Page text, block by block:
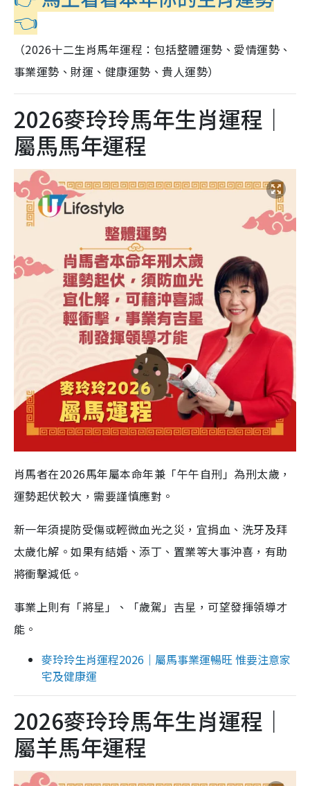
👈
（2026十二生肖馬年運程：包括整體運勢、愛情運勢、
事業運勢、財運、健康運勢、貴人運勢）
2026麥玲玲馬年生肖運程｜
屬馬馬年運程
肖馬者在2026馬年屬本命年兼「午午自刑」為刑太歲，
運勢起伏較大，需要謹慎應對。
新一年須提防受傷或輕微血光之災，宜捐血、洗牙及拜
太歲化解。如果有結婚、添丁、置業等大事沖喜，有助
將衝擊減低。
事業上則有「將星」、「歲駕」吉星，可望發揮領導才
能。
麥玲玲生肖運程2026｜屬馬事業運暢旺 惟要注意家
宅及健康運
2026麥玲玲馬年生肖運程｜
屬羊馬年運程